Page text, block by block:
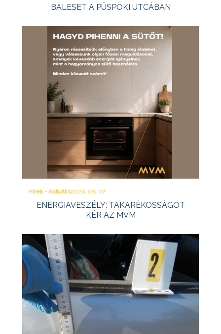
BALESET A PÜSPÖKI UTCÁBAN
Hírek - Aktuális2026. 08. 07.
ENERGIAVESZÉLY: TAKARÉKOSSÁGOT
KÉR AZ MVM